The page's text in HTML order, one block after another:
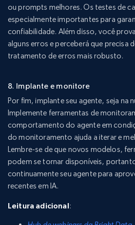
ou prompts melhores. Os testes de
especialmente importantes para
confiabilidade. Além disso, você
alguns erros e perceberá que precisa
tratamento de erros mais robusto.
8. Implante e monitore
Por fim, implante seu agente, seja na
Implemente ferramentas de
comportamento do agente em
do monitoramento ajuda a iterar e
Lembre-se de que novos modelos,
podem se tornar disponíveis,
continuamente seu agente para
recentes em IA.
Leitura adicional: